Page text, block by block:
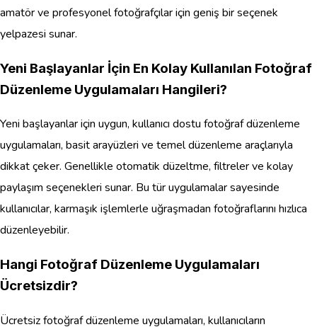
amatör ve profesyonel fotoğrafçılar için geniş bir seçenek
yelpazesi sunar.
Yeni Başlayanlar İçin En Kolay Kullanılan Fotoğraf
Düzenleme Uygulamaları Hangileri?
Yeni başlayanlar için uygun, kullanıcı dostu fotoğraf düzenleme
uygulamaları, basit arayüzleri ve temel düzenleme araçlarıyla
dikkat çeker. Genellikle otomatik düzeltme, filtreler ve kolay
paylaşım seçenekleri sunar. Bu tür uygulamalar sayesinde
kullanıcılar, karmaşık işlemlerle uğraşmadan fotoğraflarını hızlıca
düzenleyebilir.
Hangi Fotoğraf Düzenleme Uygulamaları
Ücretsizdir?
Ücretsiz fotoğraf düzenleme uygulamaları, kullanıcıların